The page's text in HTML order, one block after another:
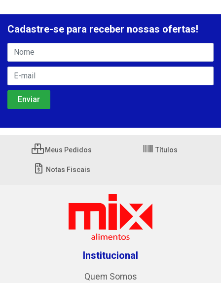
Cadastre-se para receber nossas ofertas!
Meus Pedidos Títulos
Notas Fiscais
Institucional
Quem Somos